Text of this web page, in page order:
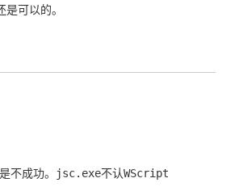
可以的。
不成功。jsc.exe不认WScript